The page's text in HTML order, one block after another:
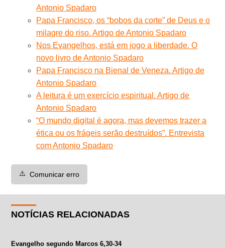
Antonio Spadaro
Papa Francisco, os “bobos da corte” de Deus e o
milagre do riso. Artigo de Antonio Spadaro
Nos Evangelhos, está em jogo a liberdade. O
novo livro de Antonio Spadaro
Papa Francisco na Bienal de Veneza. Artigo de
Antonio Spadaro
A leitura é um exercício espiritual. Artigo de
Antonio Spadaro
“O mundo digital é agora, mas devemos trazer a
ética ou os frágeis serão destruídos”. Entrevista
com Antonio Spadaro
⚠️ Comunicar erro
NOTÍCIAS RELACIONADAS
Evangelho segundo Marcos 6,30-34